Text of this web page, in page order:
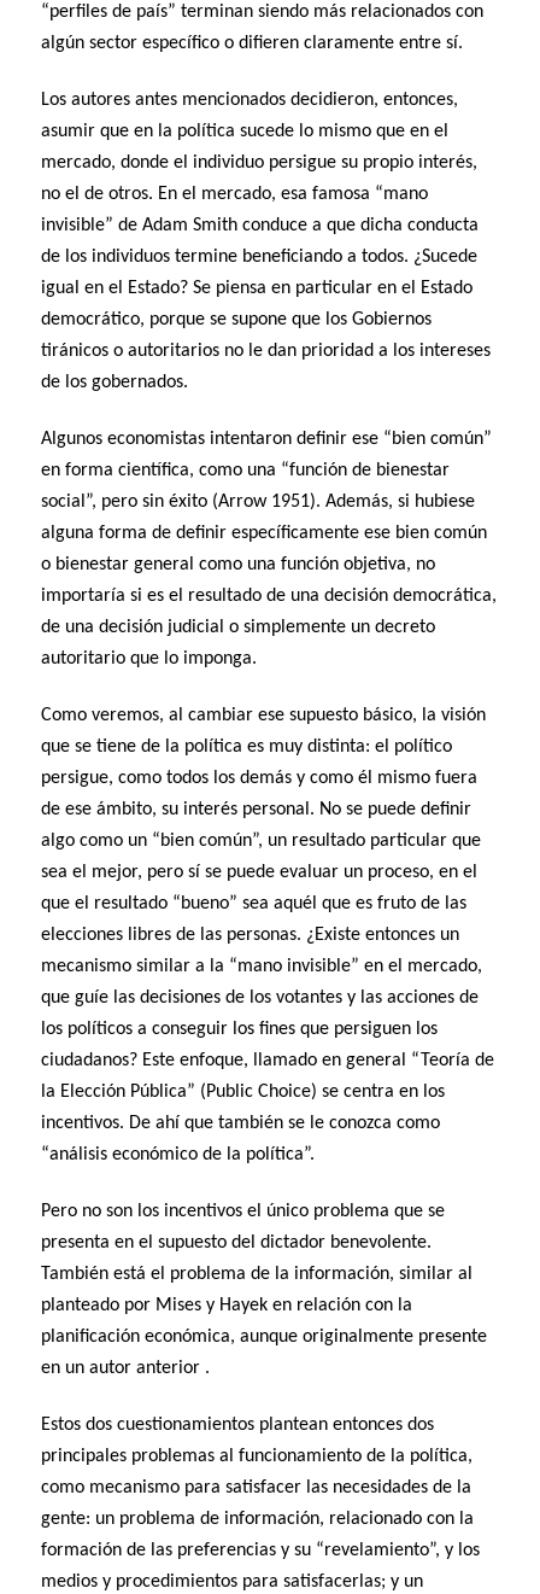
“perfiles de país” terminan siendo más relacionados con
algún sector específico o difieren claramente entre sí.
Los autores antes mencionados decidieron, entonces,
asumir que en la política sucede lo mismo que en el
mercado, donde el individuo persigue su propio interés,
no el de otros. En el mercado, esa famosa “mano
invisible” de Adam Smith conduce a que dicha conducta
de los individuos termine beneficiando a todos. ¿Sucede
igual en el Estado? Se piensa en particular en el Estado
democrático, porque se supone que los Gobiernos
tiránicos o autoritarios no le dan prioridad a los intereses
de los gobernados.
Algunos economistas intentaron definir ese “bien común”
en forma científica, como una “función de bienestar
social”, pero sin éxito (Arrow 1951). Además, si hubiese
alguna forma de definir específicamente ese bien común
o bienestar general como una función objetiva, no
importaría si es el resultado de una decisión democrática,
de una decisión judicial o simplemente un decreto
autoritario que lo imponga.
Como veremos, al cambiar ese supuesto básico, la visión
que se tiene de la política es muy distinta: el político
persigue, como todos los demás y como él mismo fuera
de ese ámbito, su interés personal. No se puede definir
algo como un “bien común”, un resultado particular que
sea el mejor, pero sí se puede evaluar un proceso, en el
que el resultado “bueno” sea aquél que es fruto de las
elecciones libres de las personas. ¿Existe entonces un
mecanismo similar a la “mano invisible” en el mercado,
que guíe las decisiones de los votantes y las acciones de
los políticos a conseguir los fines que persiguen los
ciudadanos? Este enfoque, llamado en general “Teoría de
la Elección Pública” (Public Choice) se centra en los
incentivos. De ahí que también se le conozca como
“análisis económico de la política”.
Pero no son los incentivos el único problema que se
presenta en el supuesto del dictador benevolente.
También está el problema de la información, similar al
planteado por Mises y Hayek en relación con la
planificación económica, aunque originalmente presente
en un autor anterior .
Estos dos cuestionamientos plantean entonces dos
principales problemas al funcionamiento de la política,
como mecanismo para satisfacer las necesidades de la
gente: un problema de información, relacionado con la
formación de las preferencias y su “revelamiento”, y los
medios y procedimientos para satisfacerlas; y un